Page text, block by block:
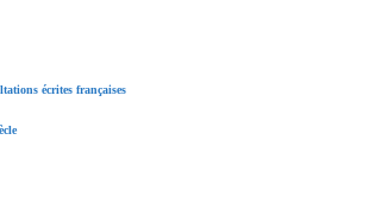
écrites françaises